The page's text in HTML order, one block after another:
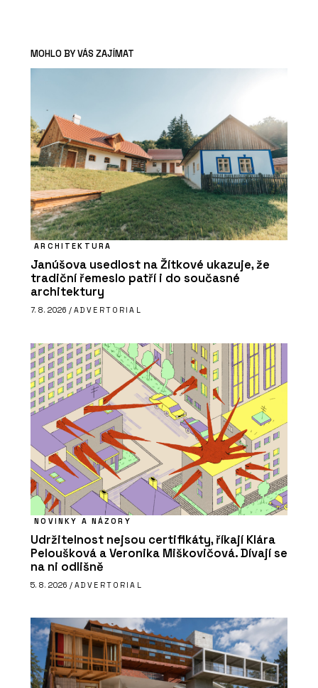
MOHLO BY VÁS ZAJÍMAT
ARCHITEKTURA
Janúšova usedlost na Žítkové ukazuje, že
tradiční řemeslo patří i do současné
architektury
7. 8. 2026 / ADVERTORIAL
NOVINKY A NÁZORY
Udržitelnost nejsou certifikáty, říkají Klára
Peloušková a Veronika Miškovičová. Dívají se
na ni odlišně
5. 8. 2026 / ADVERTORIAL